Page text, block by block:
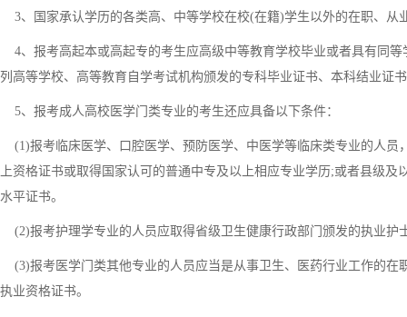
3、国家承认学历的各类高、中等学校在校(在籍)学生以外的在职、从
4、报考高起本或高起专的考生应高级中等教育学校毕业或者具有同
列高等学校、高等教育自学考试机构颁发的专科毕业证书、本科结业证
5、报考成人高校医学门类专业的考生还应具备以下条件：
(1)报考临床医学、口腔医学、预防医学、中医学等临床类专业的人员
上资格证书或取得国家认可的普通中专及以上相应专业学历;或者县级
水平证书。
(2)报考护理学专业的人员应取得省级卫生健康行政部门颁发的执业护
(3)报考医学门类其他专业的人员应当是从事卫生、医药行业工作的在
执业资格证书。